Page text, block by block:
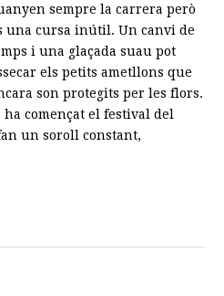
sempre la carrera però
una cursa inútil. Un canvi de
i una glaçada suau pot
els petits ametllons que
son protegits per les flors.
ha començat el festival del
un soroll constant,